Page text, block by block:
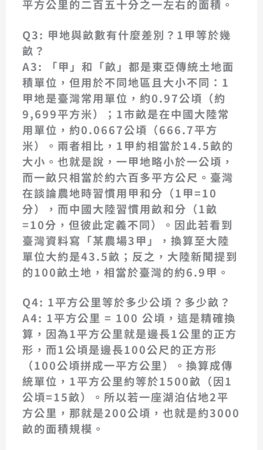
平方公里的二百五十分之一左右的面積。
Q3: 甲地與畝數有什麼差別？1甲等於幾
畝？
A3:
「甲」和「畝」都是東亞傳統土地面
積單位，但用於不同地區且大小不同： 1
甲地是臺灣常用單位，約0.97公頃 （約
9,699平方米）； 1市畝是在中國大陸常
用單位，約0.0667公頃 （666.7平方
米）。兩者相比， 1甲約相當於14.5畝的
大小。也就是說，一甲地略小於一公頃，
而一畝只相當於約六百多平方公尺。臺灣
在談論農地時習慣用甲和分（1甲=10
分），而中國大陸習慣用畝和分（1畝
=10分，但彼此定義不同）。因此若看到
臺灣資料寫「某農場3甲」，換算至大陸
單位大約是43.5畝；反之，大陸新聞提到
的100畝土地，相當於臺灣的約6.9甲。
Q4: 1平方公里等於多少公頃？多少畝？
A4: 1平方公里 = 100 公頃 ，這是精確換
算，因為1平方公里就是邊長1公里的正方
形，而1公頃是邊長100公尺的正方形
（100公頃拼成一平方公里）。換算成傳
統單位， 1平方公里約等於1500畝 （因1
公頃=15畝）。所以若一座湖泊佔地2平
方公里，那就是200公頃，也就是約3000
畝的面積規模。